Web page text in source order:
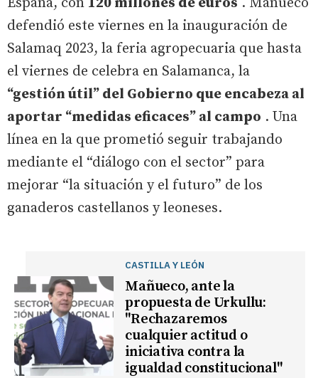
defendió este viernes en la inauguración de
Salamaq 2023, la feria agropecuaria que hasta
el viernes de celebra en Salamanca, la
“gestión útil” del Gobierno que encabeza al
aportar “medidas eficaces” al campo . Una
línea en la que prometió seguir trabajando
mediante el “diálogo con el sector” para
mejorar “la situación y el futuro” de los
ganaderos castellanos y leoneses.
CASTILLA Y LEÓN
Mañueco, ante la
propuesta de Urkullu:
"Rechazaremos
cualquier actitud o
iniciativa contra la
igualdad constitucional"